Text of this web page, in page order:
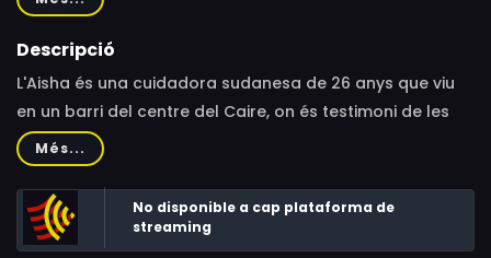
Hady, Achai Ayom
Descripció
L'Aisha és una cuidadora sudanesa de 26 anys que viu
en un barri del centre del Caire, on és testimoni de les
tensions entre els seus companys immigrants africans i
les bandes locals. Atrapada entre una relació indefinida
amb un jove cuiner egipci, un gàngster que li fa xantatge
amb un tracte poc ètic a canvi de seguretat i una nova
casa que li assignen per a treballar; l'Aisha lluita per
Més...
No disponible a cap plataforma de
streaming